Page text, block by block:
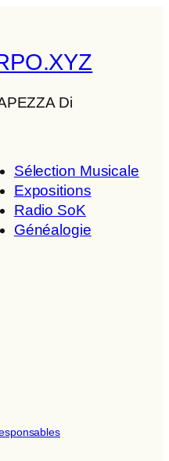
Di
Sélection Musicale
Expositions
Radio SoK
Généalogie